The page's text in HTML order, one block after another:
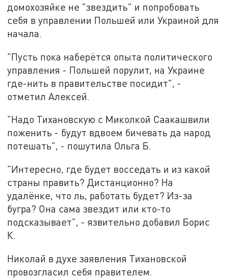
домохозяйке не "звездить" и попробовать
себя в управлении Польшей или Украиной для
начала.
"Пусть пока наберётся опыта политического
управления - Польшей порулит, на Украине
где-нить в правительстве посидит", -
отметил Алексей.
"Надо Тихановскую с Миколкой Саакашвили
поженить - будут вдвоем бичевать да народ
потешать", - пошутила Ольга Б.
"Интересно, где будет восседать и из какой
страны править? Дистанционно? На
удалёнке, что ль, работать будет? Из-за
бугра? Она сама звездит или кто-то
подсказывает", - язвительно добавил Борис
К.
Николай в духе заявления Тихановской
провозгласил себя правителем.